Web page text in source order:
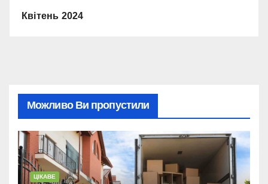
Квітень 2024
Можливо Ви пропустили
ЦІКАВЕ